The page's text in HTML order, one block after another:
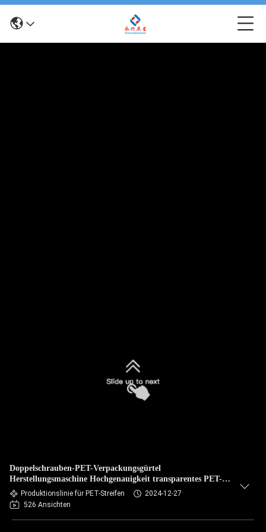
Doppelschrauben-PET-Verpackungsgürtel
Herstellungsmaschine Hochgenauigkeit transparentes PET-
Gürtelband
Produktionslinie für PET-Streifen
2024-12-27
526 Ansichten